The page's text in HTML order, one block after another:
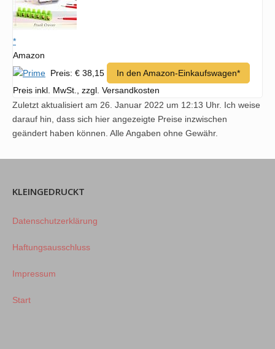
*
Amazon
Preis: € 38,15
In den Amazon-Einkaufswagen*
Preis inkl. MwSt., zzgl. Versandkosten
Zuletzt aktualisiert am 26. Januar 2022 um 12:13 Uhr. Ich weise
darauf hin, dass sich hier angezeigte Preise inzwischen
geändert haben können. Alle Angaben ohne Gewähr.
KLEINGEDRUCKT
Datenschutzerklärung
Haftungsausschluss
Impressum
Start